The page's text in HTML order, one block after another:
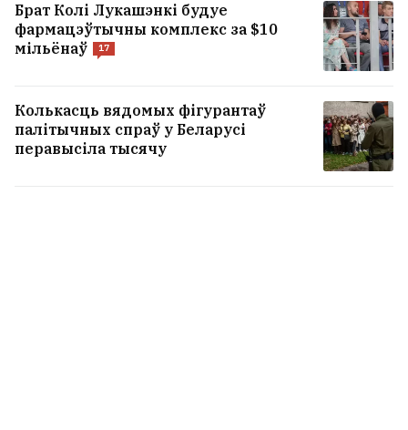
Брат Колі Лукашэнкі будуе
фармацэўтычны комплекс за $10
мільёнаў
17
Колькасць вядомых фігурантаў
палітычных спраў у Беларусі
перавысіла тысячу